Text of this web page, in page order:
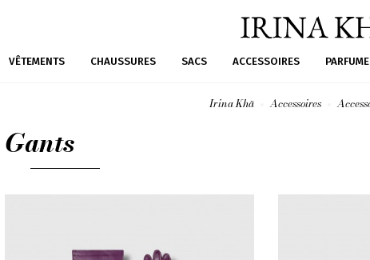
VÊTEMENTS CHAUSSURES SACS ACCESSOIRES
Irina Khä Accessoires
Gants